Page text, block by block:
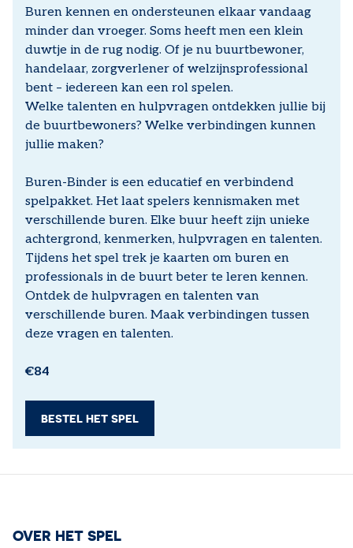
Buren kennen en ondersteunen elkaar vandaag
minder dan vroeger. Soms heeft men een klein
duwtje in de rug nodig. Of je nu buurtbewoner,
handelaar, zorgverlener of welzijnsprofessional
bent – iedereen kan een rol spelen.
Welke talenten en hulpvragen ontdekken jullie bij
de buurtbewoners? Welke verbindingen kunnen
jullie maken?
Buren-Binder is een educatief en verbindend
spelpakket. Het laat spelers kennismaken met
verschillende buren. Elke buur heeft zijn unieke
achtergrond, kenmerken, hulpvragen en talenten.
Tijdens het spel trek je kaarten om buren en
professionals in de buurt beter te leren kennen.
Ontdek de hulpvragen en talenten van
verschillende buren. Maak verbindingen tussen
deze vragen en talenten.
€84
BESTEL HET SPEL
OVER HET SPEL